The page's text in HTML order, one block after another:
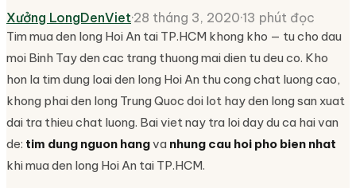
Xưởng LongDenViet·28 tháng 3, 2020·13 phút đọc
Tim mua den long Hoi An tai TP.HCM khong kho — tu cho dau
moi Binh Tay den cac trang thuong mai dien tu deu co. Kho
hon la tim dung loai den long Hoi An thu cong chat luong cao,
khong phai den long Trung Quoc doi lot hay den long san xuat
dai tra thieu chat luong. Bai viet nay tra loi day du ca hai van
de: tim dung nguon hangva nhung cau hoi pho bien nhat
khi mua den long Hoi An tai TP.HCM.